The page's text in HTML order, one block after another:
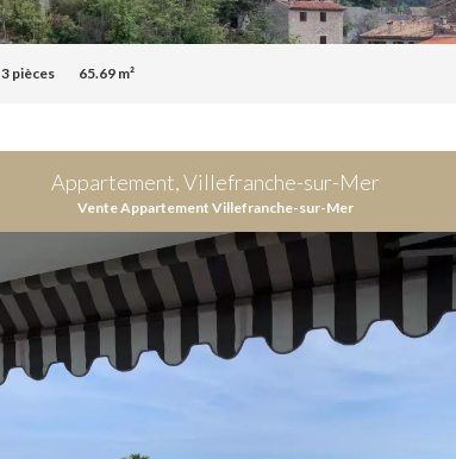
3 pièces 65.69 m²
Appartement, Villefranche-sur-Mer
Vente Appartement Villefranche-sur-Mer